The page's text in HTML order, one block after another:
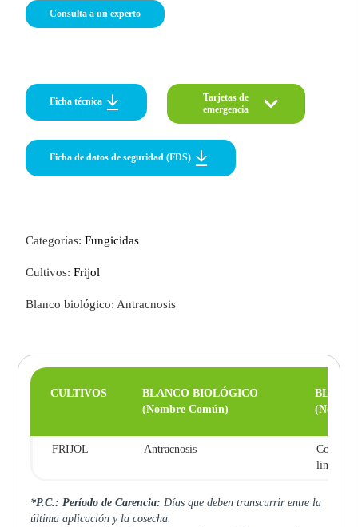
Consulta a un experto
Ficha técnica
Tarjetas de
emergencia
Ficha de datos de seguridad (FDS)
Categorías:Fungicidas
Cultivos:Frijol
Blanco biológico: Antracnosis
CULTIVOS
BLANCO BIOLÓGICO
(Nombre Común)
FRIJOL Antracnosis
*P.C.: Período de Carencia: Días que deben transcurrir entre la
última aplicación y la cosecha.